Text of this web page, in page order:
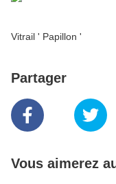
Vitrail ' Papillon '
Partager
Vous aimerez